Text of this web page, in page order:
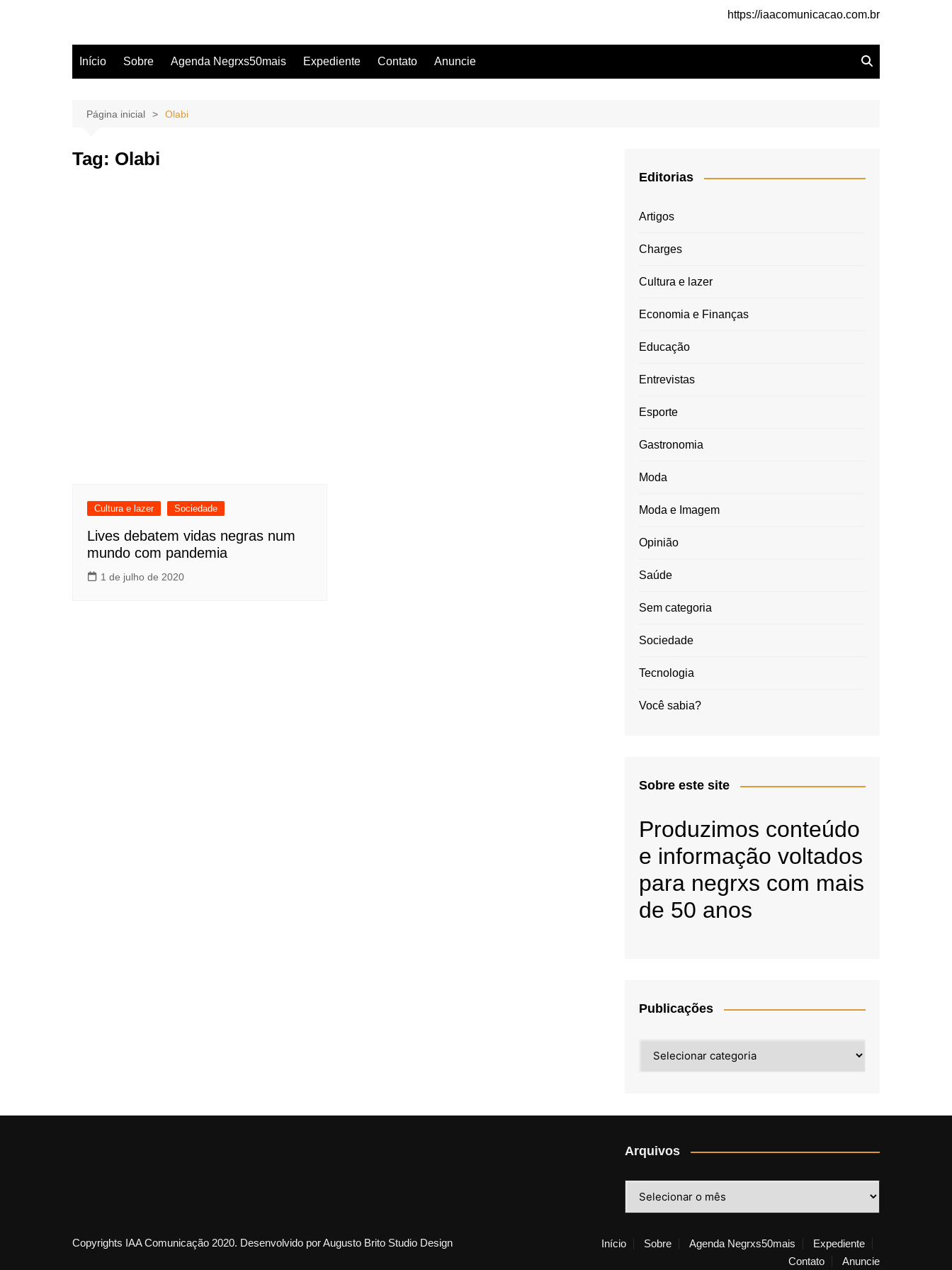
https://iaacomunicacao.com.br
Início Sobre Agenda Negrxs50mais Expediente Contato Anuncie
Página inicial Olabi
Tag: Olabi
Cultura e lazer Sociedade
Lives debatem vidas negras num
mundo com pandemia
1 de julho de 2020
Editorias
Artigos
Charges
Cultura e lazer
Economia e Finanças
Educação
Entrevistas
Esporte
Gastronomia
Moda
Moda e Imagem
Opinião
Saúde
Sem categoria
Sociedade
Tecnologia
Você sabia?
Sobre este site
Produzimos conteúdo
e informação voltados
para negrxs com mais
de 50 anos
Publicações
Arquivos
Copyrights IAA Comunicação 2020. Desenvolvido por Augusto Brito Studio Design Início Sobre Agenda Negrxs50mais
Expediente
Contato
Anuncie